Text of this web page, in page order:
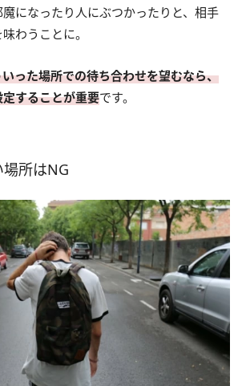
になったり人にぶつかったりと、相手
わうことに。
った場所での待ち合わせを望むなら、
することが重要です。
場所はNG